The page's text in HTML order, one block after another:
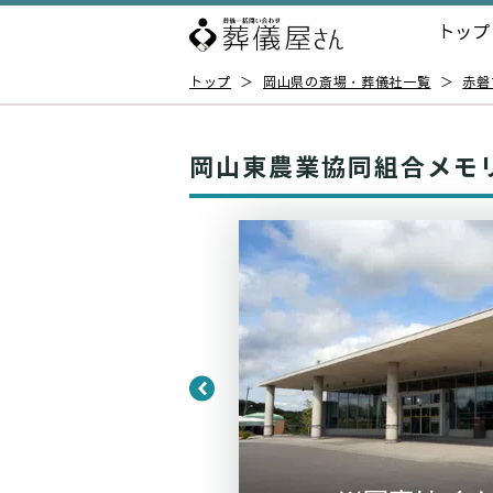
トップ
トップ ＞ 岡山県の斎場・葬儀社一覧 ＞ 赤
岡山東農業協同組合メ